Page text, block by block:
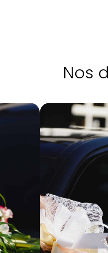
Nos